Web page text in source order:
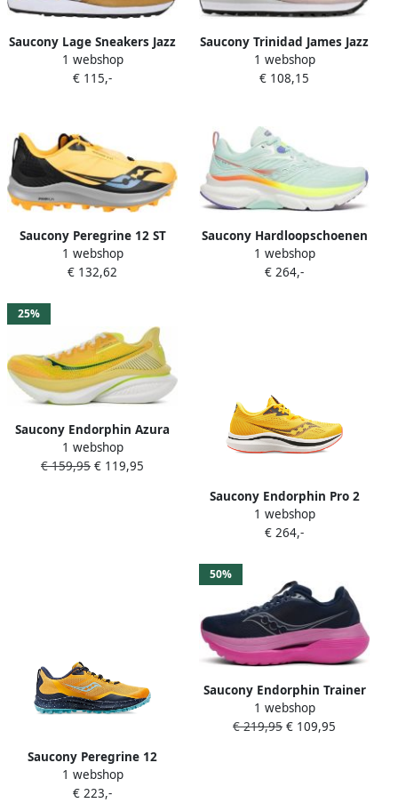
Saucony Lage Sneakers Jazz
Original Vintage S70368 149
Yellow White Silver
1 webshop
€ 115,-
Saucony Trinidad James Jazz
81 Sneakers Beige Dames
1 webshop
€ 108,15
Saucony Peregrine 12 ST
Dames
1 webshop
€ 132,62
Saucony Hardloopschoenen
Omni 23 ST
1 webshop
€ 264,-
25%
Saucony Endorphin Azura
Dames
1 webshop
€ 159,95 € 119,95
Saucony Endorphin Pro 2
"Vizigold Vizired" sneakers
Geel
1 webshop
€ 264,-
Saucony Peregrine 12
"Yellow Blue" sneakers Geel
1 webshop
€ 223,-
50%
Saucony Endorphin Trainer
Dames
1 webshop
€ 219,95 € 109,95